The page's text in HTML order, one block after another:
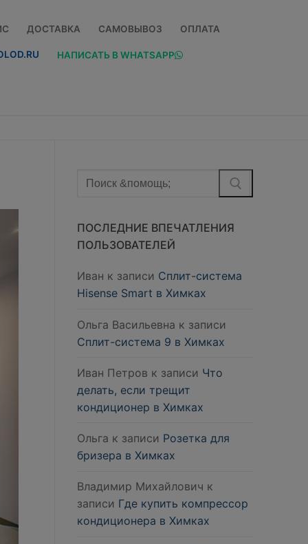
ДОСТАВКА САМОВЫВОЗ ОПЛАТА
НАПИСАТЬ В WHATSAPP
Найти:
ПОСЛЕДНИЕ ВПЕЧАТЛЕНИЯ
ПОЛЬЗОВАТЕЛЕЙ
Иван к записи Сплит-система
Hisense Smart в Химках
Ольга Васильевна к записи
Сплит-система 9 в Химках
Иван Петров к записи Что
делать, если трещит
кондиционер в Химках
Ольга к записи Розетка для
бризера в Химках
Владимир Михайлович к
записи Где купить компрессор
кондиционера в Химках